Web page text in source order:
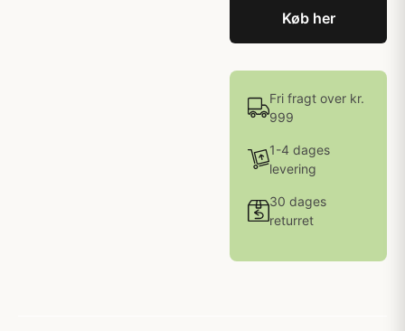
Køb her
Fri fragt over kr.
999
1-4 dages
levering
30 dages
returret